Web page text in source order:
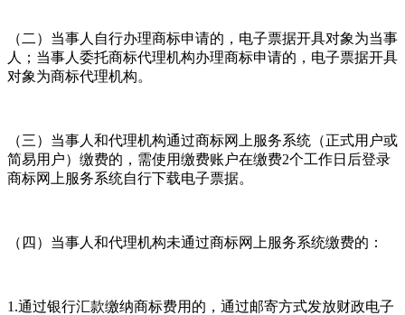
（二）当事人自行办理商标申请的，电子票据开具对象为当事
人；当事人委托商标代理机构办理商标申请的，电子票据开具
对象为商标代理机构。
（三）当事人和代理机构通过商标网上服务系统（正式用户或
简易用户）缴费的，需使用缴费账户在缴费2个工作日后登录
商标网上服务系统自行下载电子票据。
（四）当事人和代理机构未通过商标网上服务系统缴费的：
1.通过银行汇款缴纳商标费用的，通过邮寄方式发放财政电子